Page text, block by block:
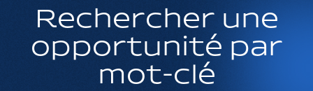
Rechercher une
opportunité par
mot-clé